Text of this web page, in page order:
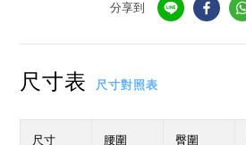
分享到
尺寸表 尺寸對照表
尺寸 腰圍 臀圍